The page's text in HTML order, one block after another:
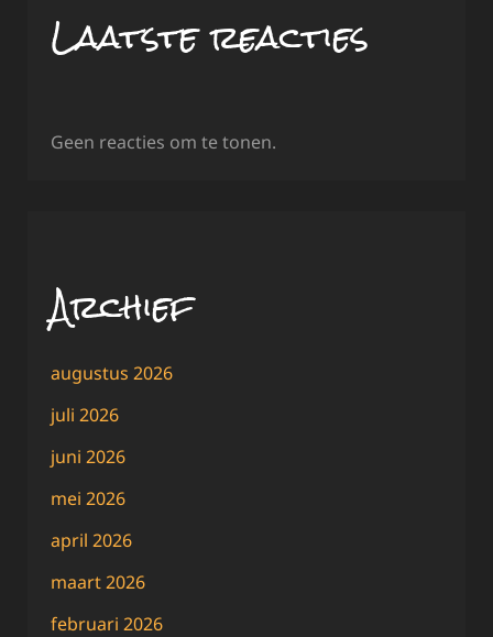
Laatste reacties
Geen reacties om te tonen.
Archief
augustus 2026
juli 2026
juni 2026
mei 2026
april 2026
maart 2026
februari 2026